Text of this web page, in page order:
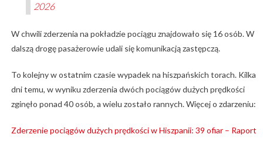
2026
W chwili zderzenia na pokładzie pociągu znajdowało się 16 osób. W
dalszą drogę pasażerowie udali się komunikacją zastępczą.
To kolejny w ostatnim czasie wypadek na hiszpańskich torach. Kilka
dni temu, w wyniku zderzenia dwóch pociągów dużych prędkości
zginęło ponad 40 osób, a wielu zostało rannych. Więcej o zdarzeniu:
Zderzenie pociągów dużych prędkości w Hiszpanii: 39 ofiar – Raport